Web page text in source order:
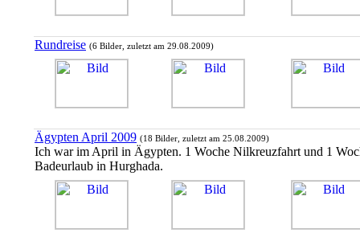
Rundreise (6 Bilder, zuletzt am 29.08.2009)
Ägypten April 2009 (18 Bilder, zuletzt am 25.08.2009)
Ich war im April in Ägypten. 1 Woche Nilkreuzfahrt und 1
Badeurlaub in Hurghada.